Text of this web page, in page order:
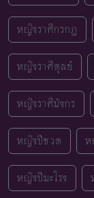
หญิงราศีกรกฎ
หญิงราศีตุลย์
หญิงราศีมังกร
หญิงปีชวด ห
หญิงปีมะโรง